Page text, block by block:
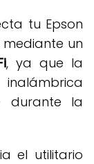
tu Epson
un
, ya que la
durante la
el utilitario